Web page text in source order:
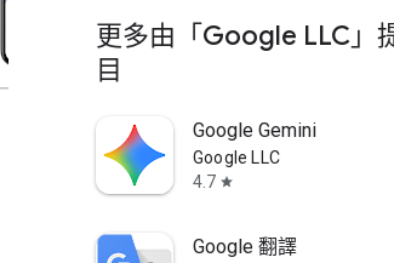
更多由「Google LLC」
目
Google Gemini
Google LLC
4.7 star
Google 翻譯